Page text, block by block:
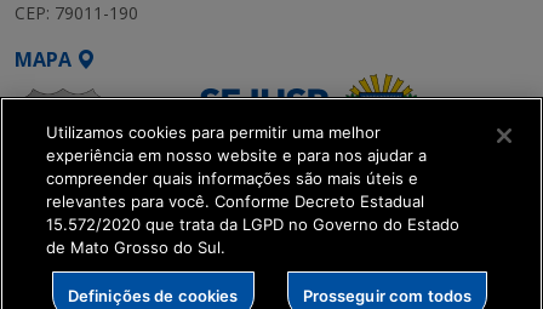
CEP: 79011-190
MAPA
SETDIG | Secretaria-
Executiva de
Transformação Digital
Utilizamos cookies para permitir uma melhor
experiência em nosso website e para nos ajudar a
compreender quais informações são mais úteis e
relevantes para você. Conforme Decreto Estadual
15.572/2020 que trata da LGPD no Governo do Estado
de Mato Grosso do Sul.
Definições de cookies Prosseguir com todos